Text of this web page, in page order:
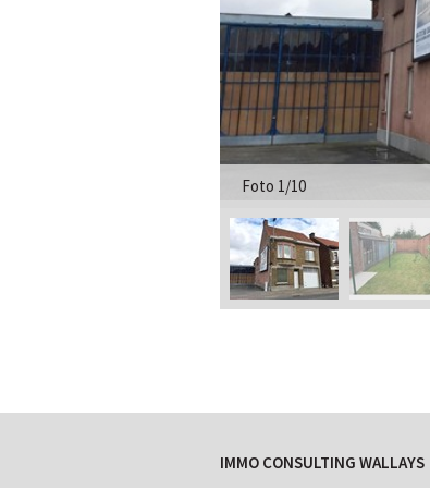
Foto 1/10
IMMO CONSULTING WALLAYS